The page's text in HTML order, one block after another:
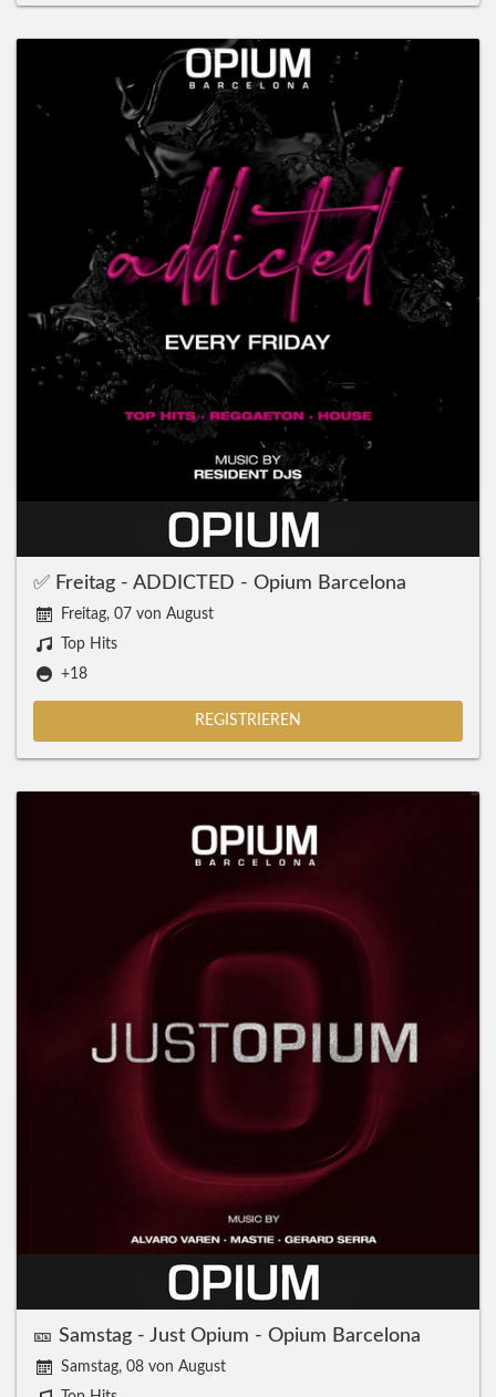
✅ Freitag - ADDICTED - Opium Barcelona
Freitag, 07 von August
Top Hits
+18
REGISTRIEREN
🎫 Samstag - Just Opium - Opium Barcelona
Samstag, 08 von August